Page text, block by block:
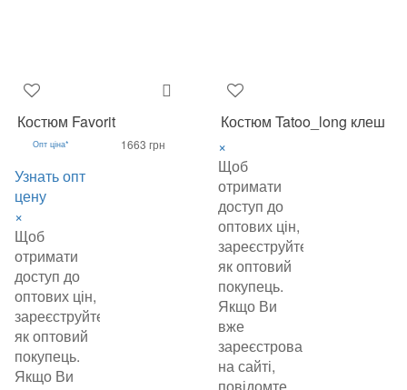
Костюм Favorit
Опт ціна*
Узнать опт
цену
×
Щоб
отримати
доступ до
оптових цін,
зареєструйтеся
як оптовий
покупець.
Якщо Ви
1663 грн
Костюм Tatoo_long клеш
×
Щоб
отримати
доступ до
оптових цін,
зареєструйтеся
як оптовий
покупець.
Якщо Ви
вже
зареєстровані
на сайті,